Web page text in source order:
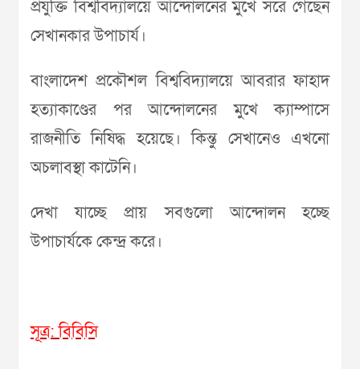
প্রযুক্তি বিশ্ববিদ্যালয়ে আন্দোলনের মুখে সরে গেছেন
সেখানকার উপাচার্য।
বাংলাদেশ প্রকৌশল বিশ্ববিদ্যালয়ে আবরার ফাহাদ
হত্যাকাণ্ডের পর আন্দোলনের মুখে ক্যাম্পাসে
রাজনীতি নিষিদ্ধ হয়েছে। কিন্তু সেখানেও এখনো
অচলাবস্থা কাটেনি।
দেখা যাচ্ছে প্রায় সবগুলো আন্দোলন হচ্ছে
উপাচার্যকে কেন্দ্র করে।
সূত্র: বিবিসি